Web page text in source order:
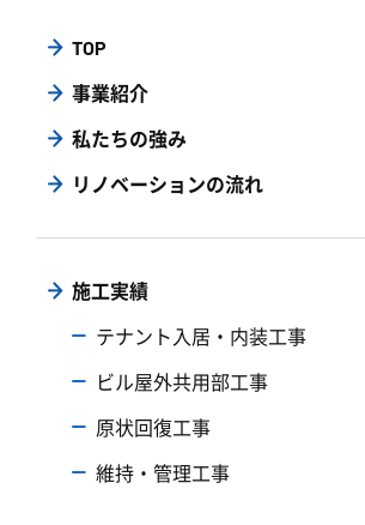
TOP
事業紹介
私たちの強み
リノベーションの流れ
施工実績
テナント入居・内装工事
ビル屋外共用部工事
原状回復工事
維持・管理工事